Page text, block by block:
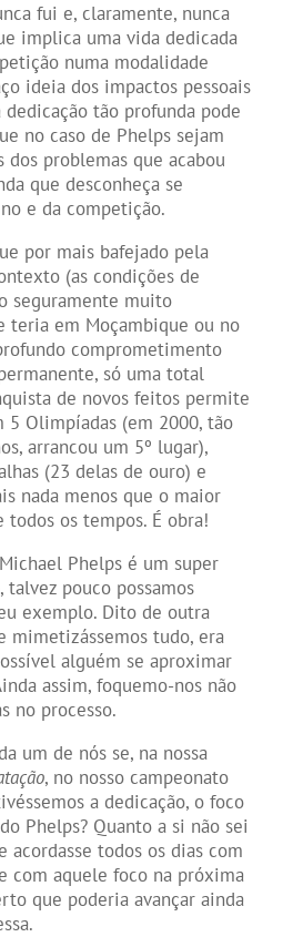
fui e, claramente, nunca
implica uma vida dedicada
numa modalidade
ideia dos impactos pessoais
tão profunda pode
no caso de Phelps sejam
dos problemas que acabou
que desconheça se
e da competição.
por mais bafejado pela
(as condições de
seguramente muito
teria em Moçambique ou no
comprometimento
só uma total
de novos feitos permite
Olimpíadas (em 2000, tão
arrancou um 5º lugar),
(23 delas de ouro) e
nada menos que o maior
os tempos. É obra!
Phelps é um super
pouco possamos
exemplo. Dito de outra
mimetizássemos tudo, era
alguém se aproximar
assim, foquemo-nos não
no processo.
um de nós se, na nossa
, no nosso campeonato
a dedicação, o foco
Phelps? Quanto a si não sei
acordasse todos os dias com
com aquele foco na próxima
que poderia avançar ainda